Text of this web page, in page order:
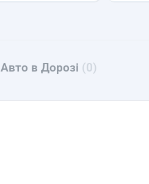
Авто в Дорозі (0)